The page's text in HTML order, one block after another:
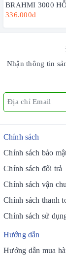
BRAHMI 3000
NÃO - HENRY
336.000₫
Nhận thông tin
Chính sách
Chính sách bảo
Chính sách đổi trả
Chính sách vận
Chính sách thanh
Chính sách sử
Hướng dẫn
Hướng dẫn mua